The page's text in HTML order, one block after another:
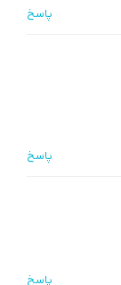
پاسخ
پاسخ
پاسخ